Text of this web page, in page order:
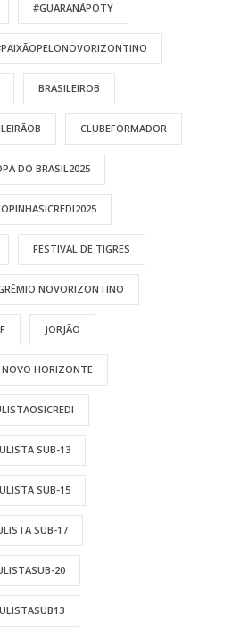
#GUARANÁPOTY
BRASILEIROB
CLUBEFORMADOR
DO BRASIL2025
FESTIVAL DE TIGRES
NOVORIZONTINO
JORJÃO
NOVO HORIZONTE
SUB-13
SUB-15
SUB-17
20